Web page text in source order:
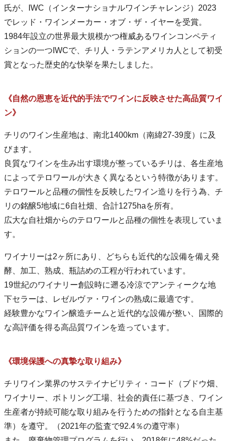
氏が、IWC（インターナショナルワインチャレンジ）2023
でレッド・ワインメーカー・オブ・ザ・イヤーを受賞。
1984年設立の世界最大規模かつ権威あるワインコンペティ
ションの一つIWCで、チリ人・ラテンアメリカ人として初受
賞となった歴史的な快挙を果たしました。
《自然の恩恵を近代的手法でワインに反映させた高品質ワイ
ン》
チリのワイン生産地は、南北1400km（南緯27-39度）に及
びます。
良質なワインを生み出す環境が整っているチリは、各生産地
によってテロワールが大きく異なるという特徴があります。
テロワールと品種の個性を反映したワイン造りを行う為、チ
リの銘醸5地域に6自社畑、合計1275haを所有。
広大な自社畑からのテロワールと品種の個性を表現していま
す。
ワイナリーは2ヶ所にあり、どちらも近代的な設備を備え発
酵、加工、熟成、瓶詰めの工程が行われています。
19世紀のワイナリー創設時に遡る冷涼でアンティークな地
下セラーは、レゼルヴァ・ワインの熟成に最適です。
経験豊かなワイン醸造チームと近代的な設備が整い、国際的
な高評価を得る高品質ワインを造っています。
《環境保護への真摯な取り組み》
チリワイン業界のサステイナビリティ・コード（ブドウ畑、
ワイナリー、ボトリング工場、社会的責任に基づき、ワイン
生産者が持続可能な取り組みを行うための指針となる自主基
準）を遵守。（2021年の監査で92.4％の遵守率）